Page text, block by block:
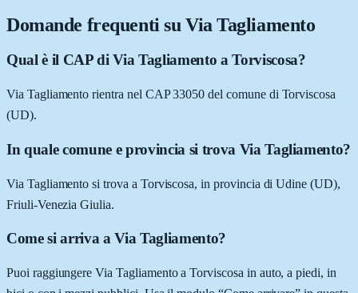
Domande frequenti su Via Tagliamento
Qual è il CAP di Via Tagliamento a Torviscosa?
Via Tagliamento rientra nel CAP 33050 del comune di Torviscosa
(UD).
In quale comune e provincia si trova Via Tagliamento?
Via Tagliamento si trova a Torviscosa, in provincia di Udine (UD),
Friuli-Venezia Giulia.
Come si arriva a Via Tagliamento?
Puoi raggiungere Via Tagliamento a Torviscosa in auto, a piedi, in